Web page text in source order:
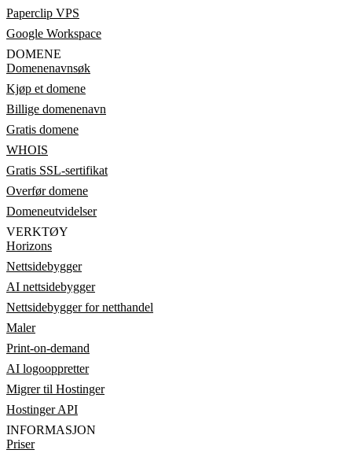
Paperclip VPS
Google Workspace
DOMENE
Domenenavnsøk
Kjøp et domene
Billige domenenavn
Gratis domene
WHOIS
Gratis SSL-sertifikat
Overfør domene
Domeneutvidelser
VERKTØY
Horizons
Nettsidebygger
AI nettsidebygger
Nettsidebygger for netthandel
Maler
Print-on-demand
AI logooppretter
Migrer til Hostinger
Hostinger API
INFORMASJON
Priser